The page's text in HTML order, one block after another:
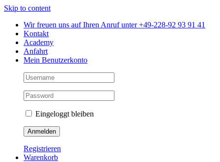
Skip to content
Wir freuen uns auf Ihren Anruf unter +49-228-92 93 91 41
Kontakt
Academy
Anfahrt
Mein Benutzerkonto
Eingeloggt bleiben
Registrieren
Warenkorb